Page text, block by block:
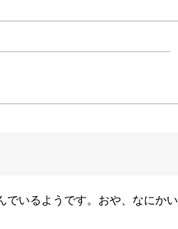
でいるようです。おや、なにかい